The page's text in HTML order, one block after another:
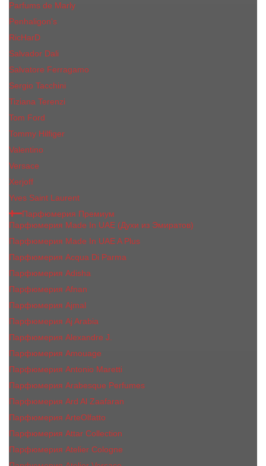
Parfums de Marly
Penhaligon​'s
RicHarD
Salvador Dali
Salvatore Ferragamo
Sergio Tacchini
Tiziana Terenzi
Tom Ford
Tommy Hilfiger
Valentino
Versace
Xerjoff
Yves Saint Laurent
Парфюмерия Премиум
Парфюмерия Made In UAE (Духи из Эмиратов)
Парфюмерия Made In UAE A Plus
Парфюмерия Acqua Di Parma
Парфюмерия Adisha
Парфюмерия Afnan
Парфюмерия Ajmal
Парфюмерия Aj Arabia
Парфюмерия Alexandre J.
Парфюмерия Amouage
Парфюмерия Antonio Maretti
Парфюмерия Arabesque Perfumes
Парфюмерия Ard Al Zaafaran
Парфюмерия ArteOlfatto
Парфюмерия Attar Collection
Парфюмерия Atelier Cologne